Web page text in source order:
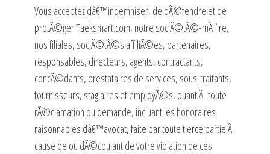
Vous acceptez dâ€™indemniser, de dÃ©fendre et de
protÃ©gerTaeksmart.com, notre sociÃ©tÃ©-mÃ¨re,
nos filiales, sociÃ©tÃ©s affiliÃ©es, partenaires,
responsables, directeurs, agents, contractants,
concÃ©dants, prestataires de services, sous-traitants,
fournisseurs, stagiaires et employÃ©s, quant Ã toute
rÃ©clamation ou demande, incluant les honoraires
raisonnables dâ€™avocat, faite par toute tierce partie Ã
cause de ou dÃ©coulant de votre violation de ces